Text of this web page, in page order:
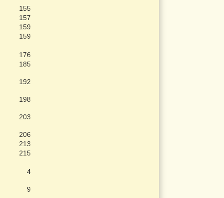
155
157
159
159
176
185
192
198
203
206
213
215
4
9